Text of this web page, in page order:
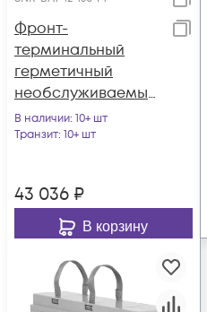
Фронт-
терминальный
герметичный
необслуживаемый
аккумулятор 12В
150Ач (SNR-BAT-12-
В наличии: 10+ шт
Транзит: 10+ шт
43 036 ₽
В корзину